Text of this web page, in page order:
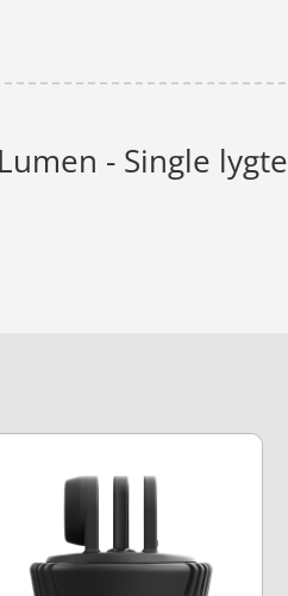
- Single lygte